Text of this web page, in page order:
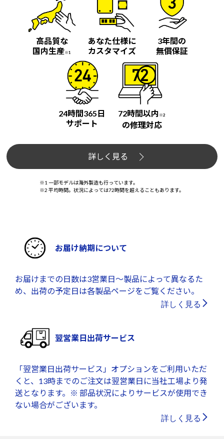
高品質な
国内生産※1
あなた仕様に
カスタマイズ
3年間の
無償保証
24時間365日
サポート
72時間以内 ※2
の修理対応
詳しく見る
※1 一部モデルは海外製造も行っています。
※2 平均時間。状況によっては72時間を超えることもあります。
お届け納期について
お届けまでの日数は3営業日～製品によって異なるた
め、出荷の予定日は各製品ページをご覧ください。
詳しく見る
翌営業日出荷サービス
「翌営業日出荷サービス」オプションをご利用いただ
くと、13時までのご注文は翌営業日に当社工場より発
送となります。※ 部品状況によりサービスが使用でき
ない場合がございます。
詳しく見る